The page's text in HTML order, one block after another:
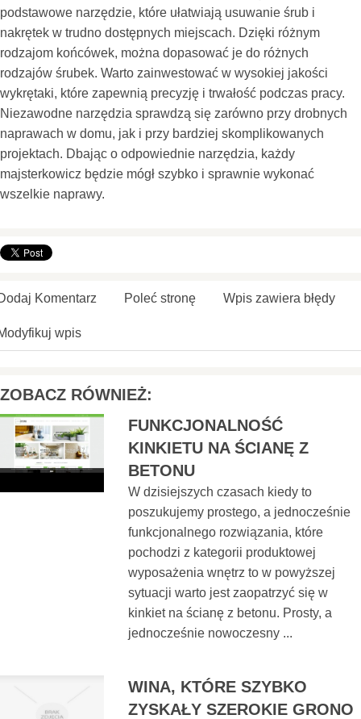
podstawowe narzędzie, które ułatwiają usuwanie śrub i
nakrętek w trudno dostępnych miejscach. Dzięki różnym
rodzajom końcówek, można dopasować je do różnych
rodzajów śrubek. Warto zainwestować w wysokiej jakości
wykrętaki, które zapewnią precyzję i trwałość podczas pracy.
Niezawodne narzędzia sprawdzą się zarówno przy drobnych
naprawach w domu, jak i przy bardziej skomplikowanych
projektach. Dbając o odpowiednie narzędzia, każdy
majsterkowicz będzie mógł szybko i sprawnie wykonać
wszelkie naprawy.
Komentarz Poleć stronę Wpis zawiera błędy
wpis
ZOBACZ RÓWNIEŻ:
FUNKCJONALNOŚĆ
KINKIETU NA ŚCIANĘ Z
BETONU
W dzisiejszych czasach kiedy to
poszukujemy prostego, a jednocześnie
funkcjonalnego rozwiązania, które
pochodzi z kategorii produktowej
wyposażenia wnętrz to w powyższej
sytuacji warto jest zaopatrzyć się w
kinkiet na ścianę z betonu. Prosty, a
jednocześnie nowoczesny ...
WINA, KTÓRE SZYBKO
ZYSKAŁY SZEROKIE GRONO